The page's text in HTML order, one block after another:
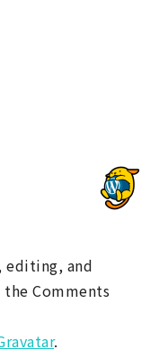
editing, and
Comments
.